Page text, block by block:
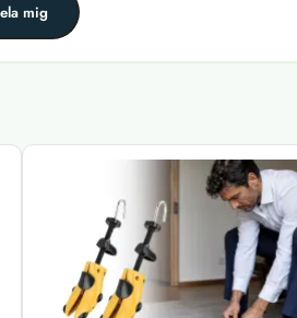
mig